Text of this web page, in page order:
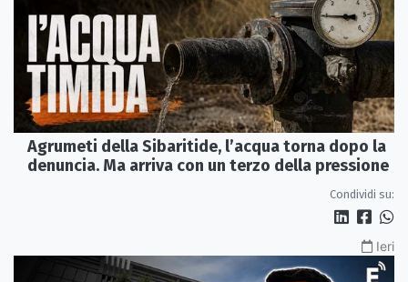
Agrumeti della Sibaritide, l’acqua torna dopo la
denuncia. Ma arriva con un terzo della pressione
Condividi su:
Ieri